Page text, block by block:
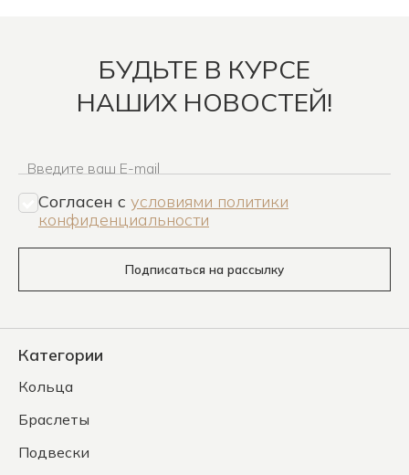
БУДЬТЕ В КУРСЕ
НАШИХ НОВОСТЕЙ!
Введите ваш E-mail
Согласен c условиями политики
конфиденциальности
Подписаться на рассылку
Категории
Кольца
Браслеты
Подвески